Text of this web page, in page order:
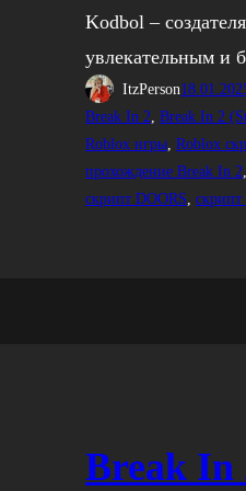
Kodbol –
увлекательным и
ItzPerson
Break In 2, Break In 2
Roblox игры, Roblox
прохождение Break In 2
скрипт DOORS,
Break In